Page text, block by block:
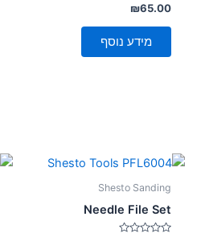
דורג
0
מתוך
₪65.00
מידע נוסף
Shesto Sanding
Needle File Set